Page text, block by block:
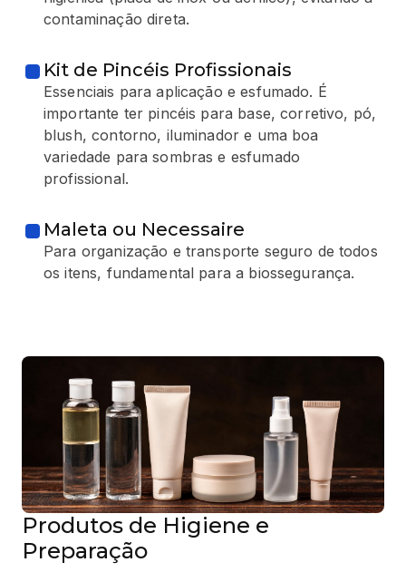
contaminação direta.
Kit de Pincéis Profissionais
Essenciais para aplicação e esfumado. É
importante ter pincéis para base, corretivo, pó,
blush, contorno, iluminador e uma boa
variedade para sombras e esfumado
profissional.
Maleta ou Necessaire
Para organização e transporte seguro de todos
os itens, fundamental para a biossegurança.
Produtos de Higiene e
Preparação